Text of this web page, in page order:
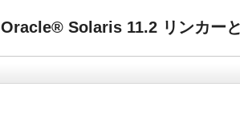
Oracle® Solaris 11.2 リンカー